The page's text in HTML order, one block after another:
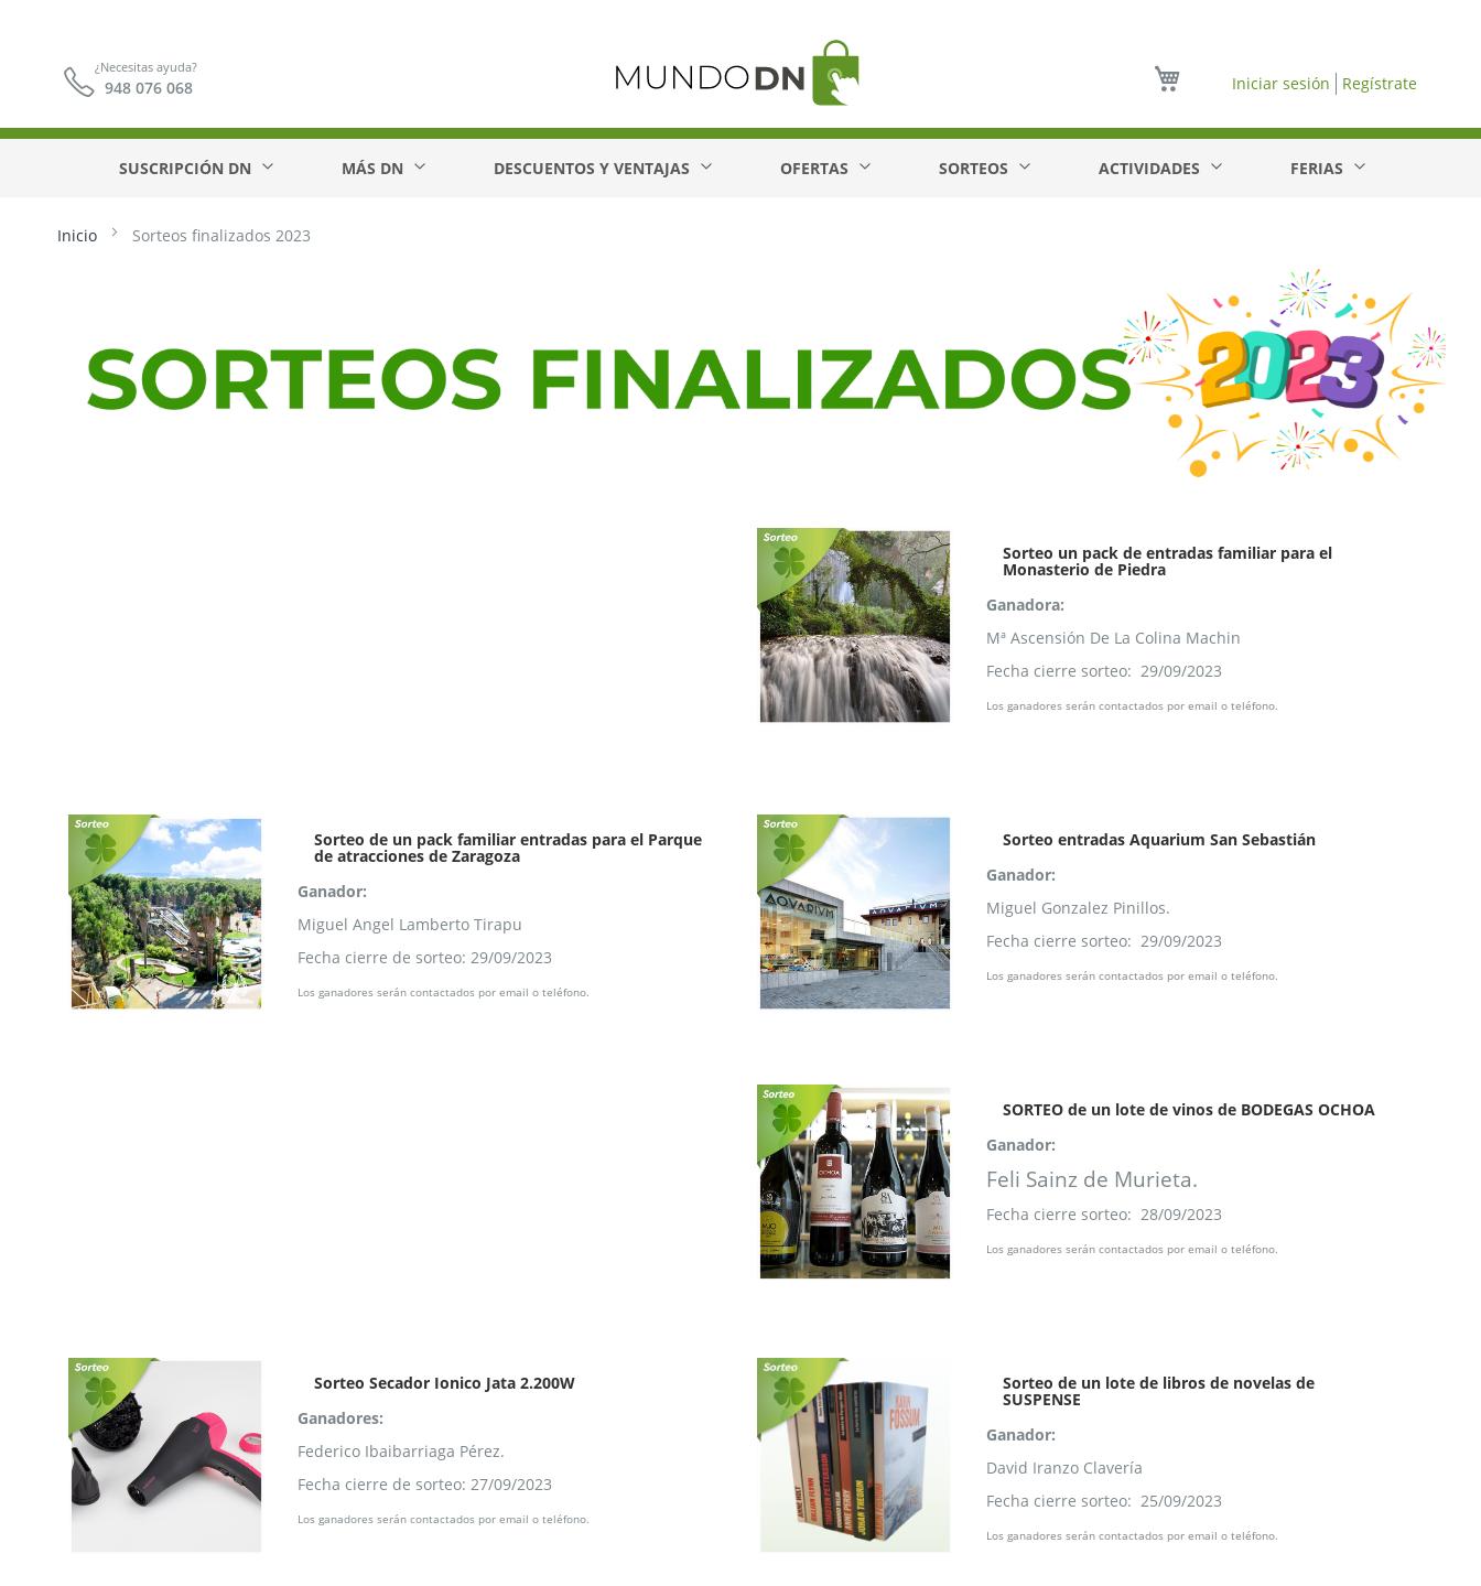
¿Necesitas ayuda?
948 076 068 Iniciar sesión Regístrate
SUSCRIPCIÓN DN MÁS DN DESCUENTOS Y VENTAJAS OFERTAS SORTEOS ACTIVIDADES FERIAS
Inicio Sorteos finalizados 2023
Sorteo un pack de entradas familiar para el
Monasterio de Piedra
Ganadora:
Mª Ascensión De La Colina Machin
Fecha cierre sorteo: 29/09/2023
Los ganadores serán contactados por email o teléfono.
Sorteo de un pack familiar entradas para el Parque
de atracciones de Zaragoza
Ganador:
Miguel Angel Lamberto Tirapu
Fecha cierre de sorteo: 29/09/2023
Los ganadores serán contactados por email o teléfono.
Sorteo entradas Aquarium San Sebastián
Ganador:
Miguel Gonzalez Pinillos.
Fecha cierre sorteo: 29/09/2023
Los ganadores serán contactados por email o teléfono.
SORTEO de un lote de vinos de BODEGAS OCHOA
Ganador:
Feli Sainz de Murieta.
Fecha cierre sorteo: 28/09/2023
Los ganadores serán contactados por email o teléfono.
Sorteo Secador Ionico Jata 2.200W
Ganadores:
Federico Ibaibarriaga Pérez.
Fecha cierre de sorteo: 27/09/2023
Los ganadores serán contactados por email o teléfono.
Sorteo de un lote de libros de novelas de
SUSPENSE
Ganador:
David Iranzo Clavería
Fecha cierre sorteo: 25/09/2023
Los ganadores serán contactados por email o teléfono.